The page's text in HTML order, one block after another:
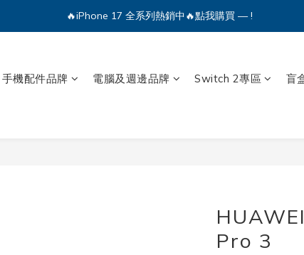
🔥iPhone 17 全系列熱銷中🔥點我購買 — !
手機配件品牌 電腦及週邊品牌 Switch 2專區 盲
Pro 3